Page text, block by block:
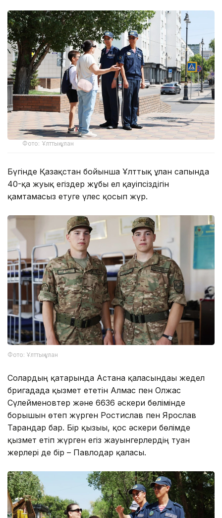
Фото: Ұлттық ұлан
Бүгінде Қазақстан бойынша Ұлттық ұлан сапында
40-қа жуық егіздер жұбы ел қауіпсіздігін
қамтамасыз етуге үлес қосып жүр.
Фото: Ұлттық ұлан
Солардың қатарында Астана қаласындағы жедел
бригадада қызмет ететін Алмас пен Олжас
Сүлейменовтер және 6636 әскери бөлімінде
борышын өтеп жүрген Ростислав пен Ярослав
Тарандар бар. Бір қызығы, қос әскери бөлімде
қызмет етіп жүрген егіз жауынгерлердің туған
жерлері де бір – Павлодар қаласы.